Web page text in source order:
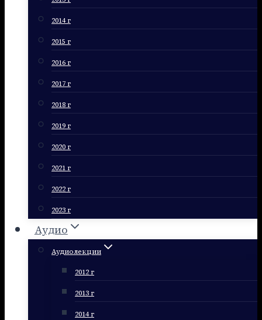
2014 г
2015 г
2016 г
2017 г
2018 г
2019 г
2020 г
2021 г
2022 г
2023 г
Аудио
Аудиолекции
2012 г
2013 г
2014 г